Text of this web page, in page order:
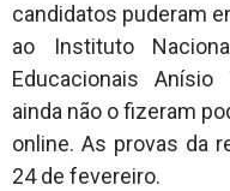
candidatos puderam
ao Instituto
Educacionais
ainda não o fizeram
online. As provas da
24 de fevereiro.